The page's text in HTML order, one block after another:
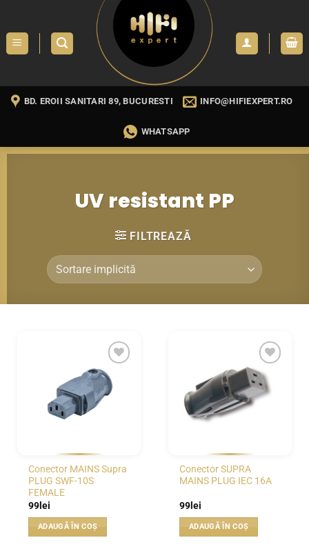
content
BD. EROII SANITARI 89, BUCURESTI INFO@HIFIEXPERT.RO
WHATSAPP
UV resistant PP
FILTREAZĂ
WISHLIST
Conector MAINS Supra
PLUG SWF-10S
FEMALE
99lei
ADAUGĂ ÎN COȘ
WISHLIST
Conector SUPRA
MAINS PLUG IEC 16A
99lei
ADAUGĂ ÎN COȘ